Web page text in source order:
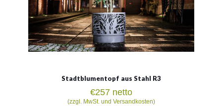
Stadtblumentopf aus Stahl R3
€257 netto
(zzgl. MwSt. und Versandkosten)